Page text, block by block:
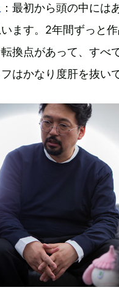
：最初から頭の中に
います。2年間ずっと
転換点があって、すべ
はかなり度肝を抜い